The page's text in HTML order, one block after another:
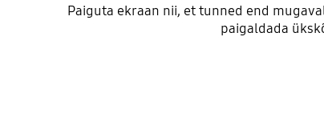
Paiguta ekraan nii, et tunned end
paigaldada